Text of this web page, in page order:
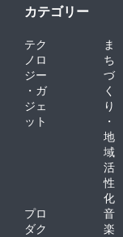
カテゴリー
テク
ノロ
ジー
・ガ
ジェ
ット
ま
ち
づ
く
り
・
地
域
活
性
化
プロ
ダク
音
楽